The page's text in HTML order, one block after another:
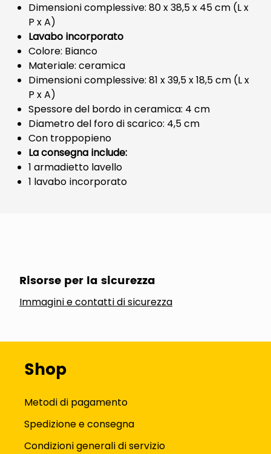
Dimensioni complessive: 80 x 38,5 x 45 cm (L x
P x A)
Lavabo incorporato
Colore: Bianco
Materiale: ceramica
Dimensioni complessive: 81 x 39,5 x 18,5 cm (L x
P x A)
Spessore del bordo in ceramica: 4 cm
Diametro del foro di scarico: 4,5 cm
Con troppopieno
La consegna include:
1 armadietto lavello
1 lavabo incorporato
Risorse per la sicurezza
Immagini e contatti di sicurezza
Shop
Metodi di pagamento
Spedizione e consegna
Condizioni generali di servizio